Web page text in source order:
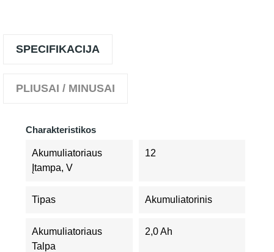
SPECIFIKACIJA
PLIUSAI / MINUSAI
Charakteristikos
Akumuliatoriaus
Įtampa, V
12
Tipas Akumuliatorinis
Akumuliatoriaus
Talpa
2,0 Ah